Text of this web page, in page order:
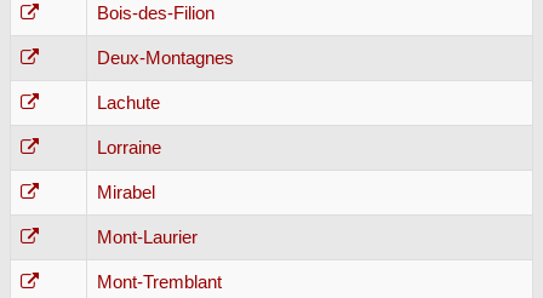
Bois-des-Filion
Deux-Montagnes
Lachute
Lorraine
Mirabel
Mont-Laurier
Mont-Tremblant